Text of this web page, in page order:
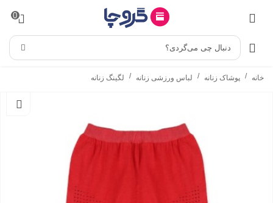
0
دنبال چی می‌گردی؟
خانه / پوشاک زنانه / لباس ورزشی زنانه / لگینگ زنانه